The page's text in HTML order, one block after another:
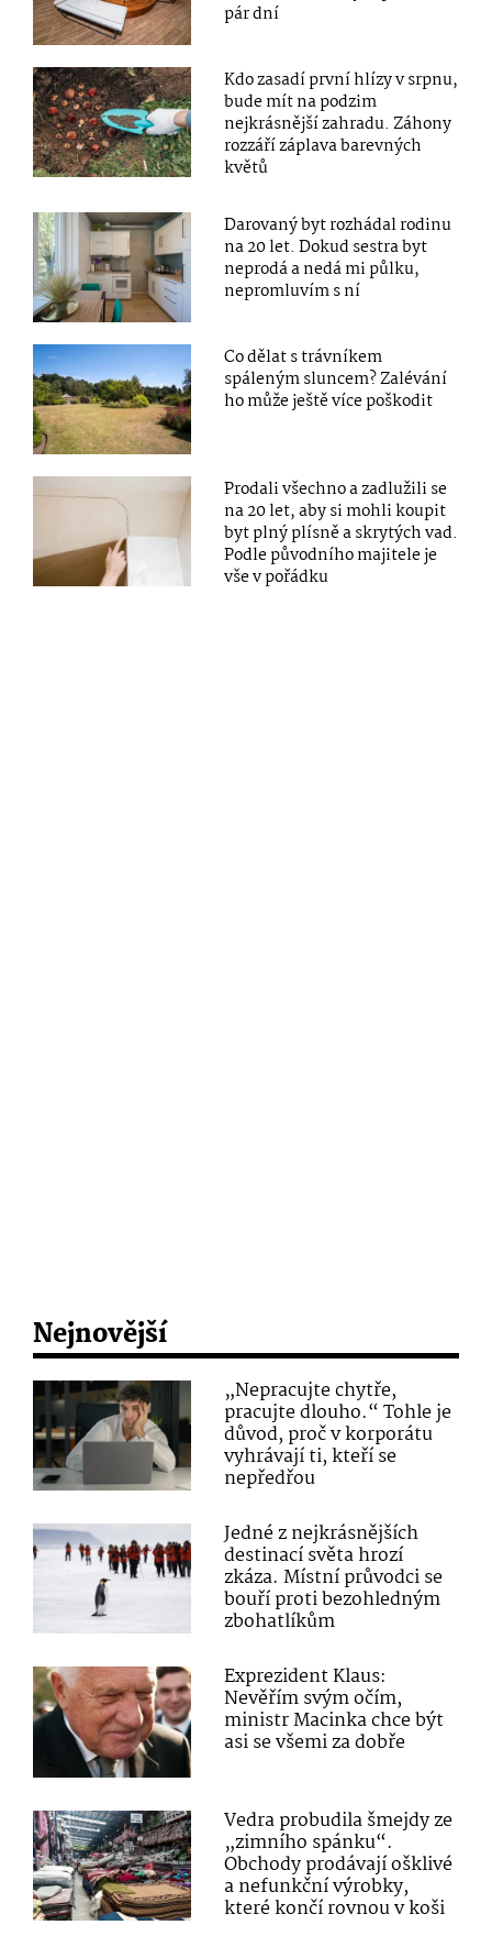
pár dní
Kdo zasadí první hlízy v srpnu,
bude mít na podzim
nejkrásnější zahradu. Záhony
rozzáří záplava barevných
květů
Darovaný byt rozhádal rodinu
na 20 let. Dokud sestra byt
neprodá a nedá mi půlku,
nepromluvím s ní
Co dělat s trávníkem
spáleným sluncem? Zalévání
ho může ještě více poškodit
Prodali všechno a zadlužili se
na 20 let, aby si mohli koupit
byt plný plísně a skrytých vad.
Podle původního majitele je
vše v pořádku
Nejnovější
„Nepracujte chytře,
pracujte dlouho.“ Tohle je
důvod, proč v korporátu
vyhrávají ti, kteří se
nepředřou
Jedné z nejkrásnějších
destinací světa hrozí
zkáza. Místní průvodci se
bouří proti bezohledným
zbohatlíkům
Exprezident Klaus:
Nevěřím svým očím,
ministr Macinka chce být
asi se všemi za dobře
Vedra probudila šmejdy ze
„zimního spánku“.
Obchody prodávají ošklivé
a nefunkční výrobky,
které končí rovnou v koši